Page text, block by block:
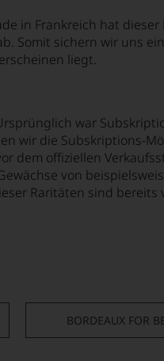
in Frankreich hat
Somit sichern wir uns
liegt.
war
wir die Subskriptions-
dem offiziellen
von
Raritäten sind
BORDEAUX FOR